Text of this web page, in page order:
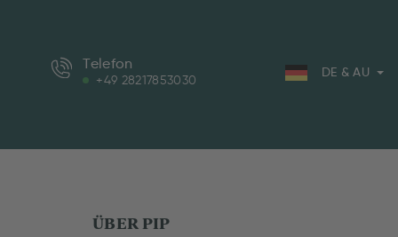
Telefon
+49 28217853030
DE & AU
ÜBER PIP